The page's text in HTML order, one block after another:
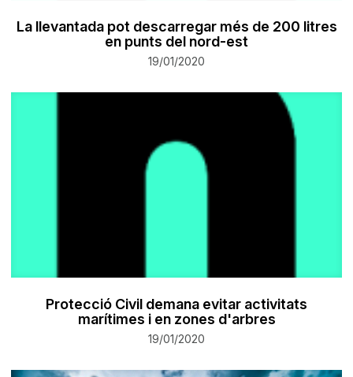
La llevantada pot descarregar més de 200 litres
en punts del nord-est
19/01/2020
Protecció Civil demana evitar activitats
marítimes i en zones d'arbres
19/01/2020